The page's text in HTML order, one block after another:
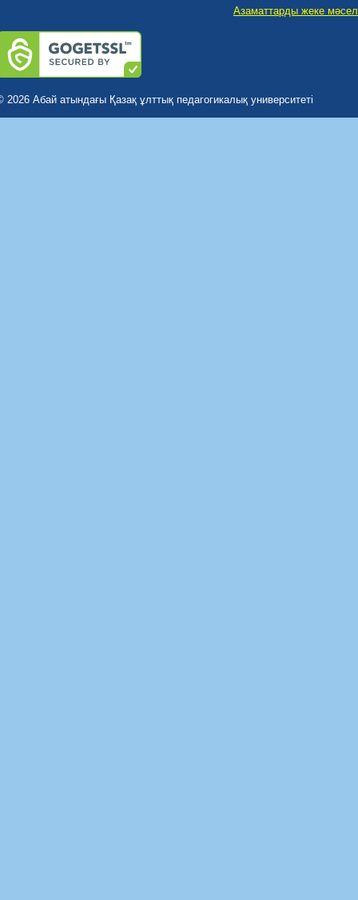
Азаматтарды жеке
2026 Абай атындағы Қазақ ұлттық педагогикалық университеті